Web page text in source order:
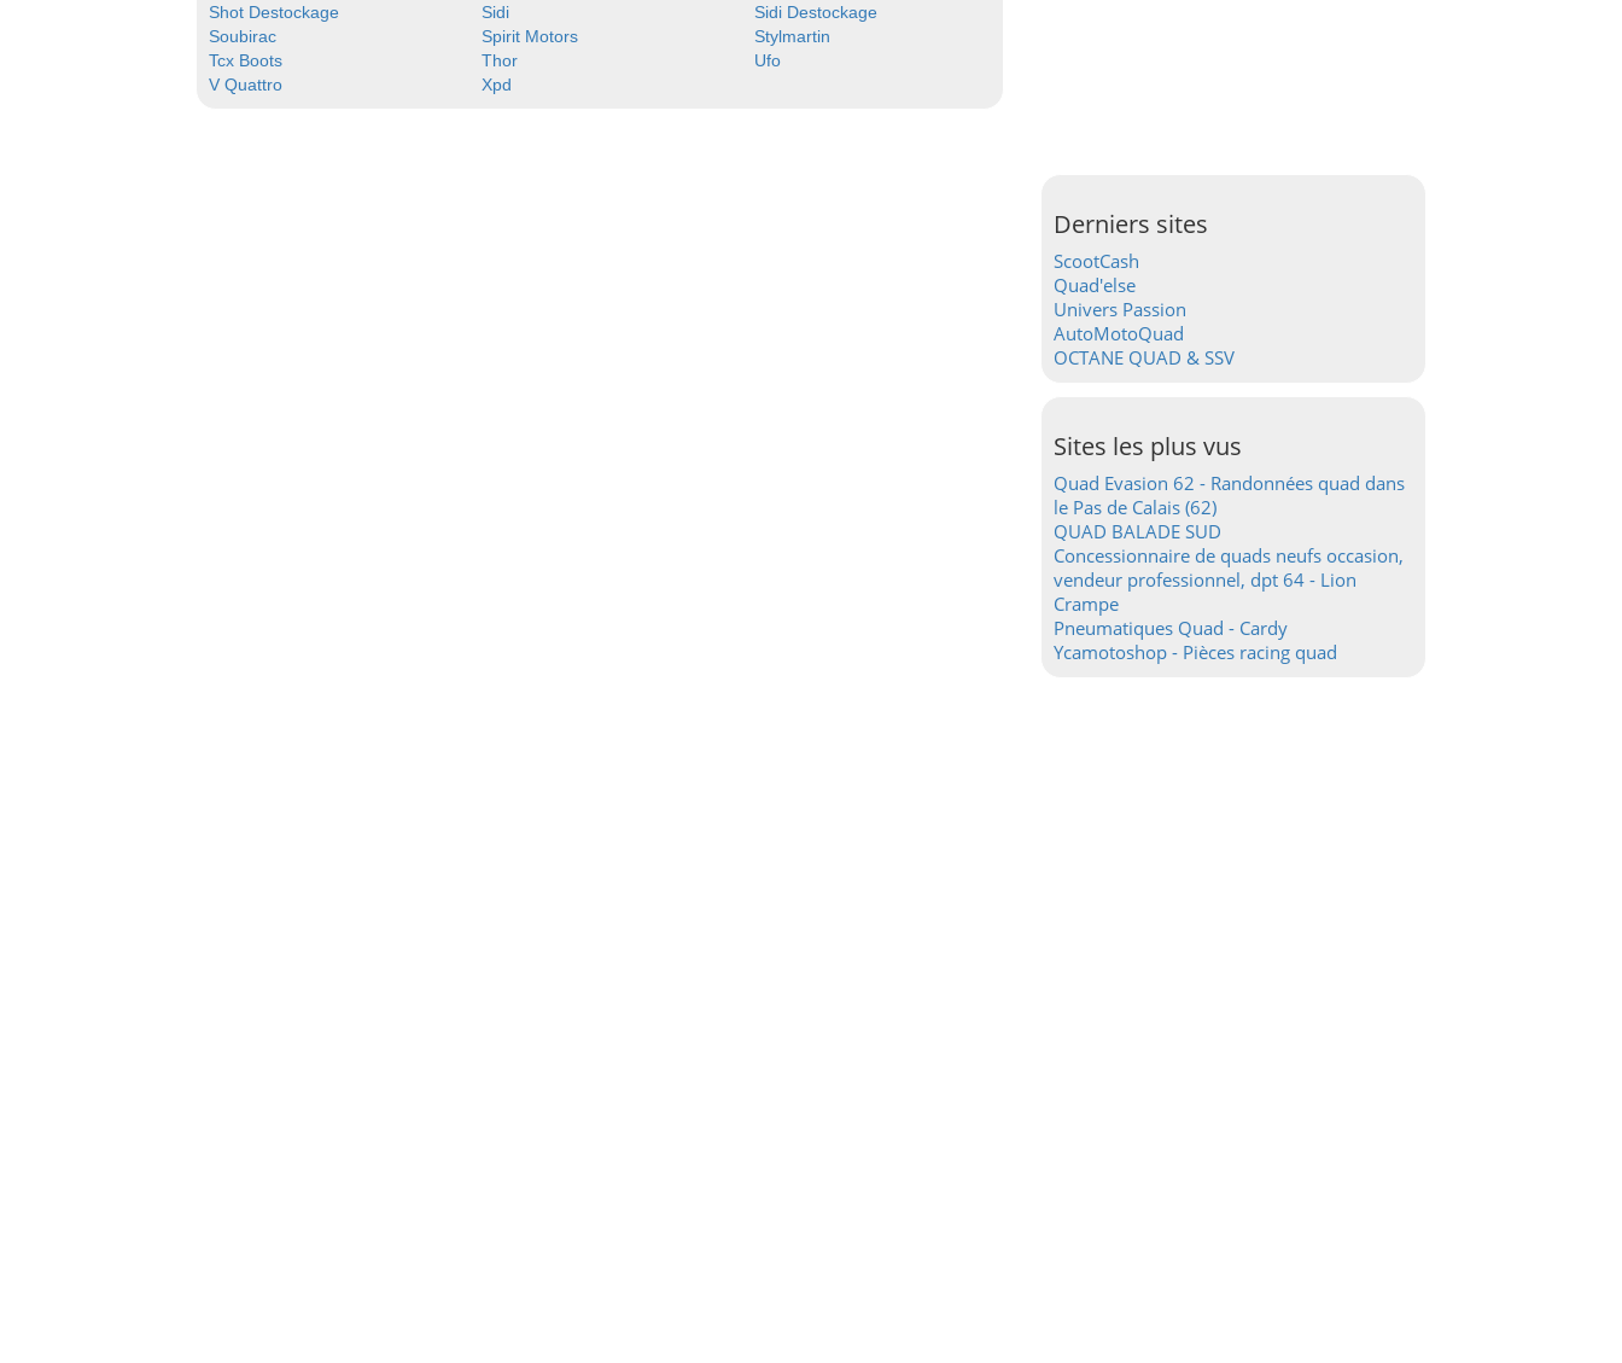
Shot Destockage
Sidi
Sidi Destockage
Soubirac
Spirit Motors
Stylmartin
Tcx Boots
Thor
Ufo
V Quattro
Xpd
Derniers sites
ScootCash
Quad'else
Univers Passion
AutoMotoQuad
OCTANE QUAD & SSV
Sites les plus vus
Quad Evasion 62 - Randonnées quad dans
le Pas de Calais (62)
QUAD BALADE SUD
Concessionnaire de quads neufs occasion,
vendeur professionnel, dpt 64 - Lion
Crampe
Pneumatiques Quad - Cardy
Ycamotoshop - Pièces racing quad